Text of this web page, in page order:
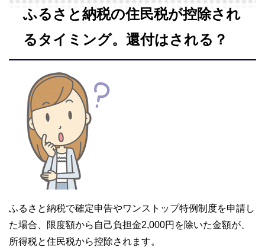
ふるさと納税の住民税が控除され
るタイミング。還付はされる？
ふるさと納税で確定申告やワンストップ特例制度を申請し
た場合、限度額から自己負担金2,000円を除いた金額が、
所得税と住民税から控除されます。